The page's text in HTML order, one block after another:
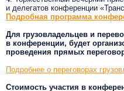
и делегатов конференции
Подробная программа
Для грузовладельцев и
в конференции, будет
проведения прямых
Подробнее о переговорах
Стоимость участия в